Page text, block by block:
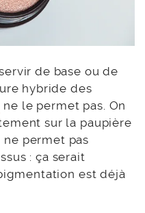
de base ou de
hybride des
ne le permet pas. On
sur la paupière
permet pas
: ça serait
est déjà